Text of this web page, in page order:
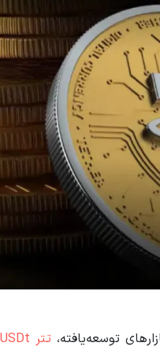
توسعه‌یافته،تتر USDt